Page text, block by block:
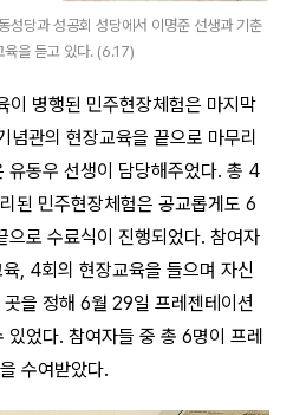
당과 성공회 성당에서 이명준 선생과 기춘
육을 듣고 있다. (6.17)
이 병행된 민주현장체험은 마지막
념관의 현장교육을 끝으로 마무리
유동우 선생이 담당해주었다. 총 4
된 민주현장체험은 공교롭게도 6
으로 수료식이 진행되었다. 참여자
, 4회의 현장교육을 들으며 자신
을 정해 6월 29일 프레젠테이션
있었다. 참여자들 중 총 6명이 프레
수여받았다.